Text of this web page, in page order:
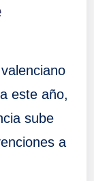
este año,
sube
a